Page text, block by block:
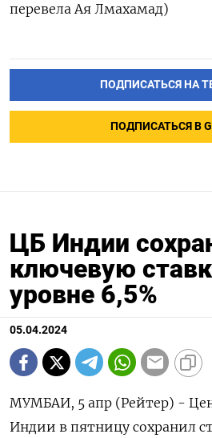
перевела Ая Лмахамад)
ПОДПИСАТЬСЯ НА
ПОДПИСАТЬСЯ В
ЦБ Индии
ключевую
уровне 6,5%
05.04.2024
МУМБАИ, 5 апр (Рейтер) -
Индии в пятницу сохранил